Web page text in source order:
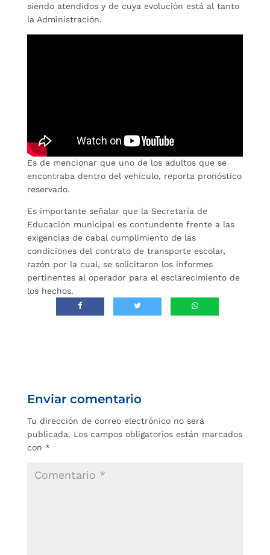
siendo atendidos y de cuya evolución está al tanto
la Administración.
Es de mencionar que uno de los adultos que se
encontraba dentro del vehículo, reporta pronóstico
reservado.
Es importante señalar que la Secretaría de
Educación municipal es contundente frente a las
exigencias de cabal cumplimiento de las
condiciones del contrato de transporte escolar,
razón por la cual, se solicitaron los informes
pertinentes al operador para el esclarecimiento de
los hechos.
Enviar comentario
Tu dirección de correo electrónico no será
publicada. Los campos obligatorios están marcados
con *